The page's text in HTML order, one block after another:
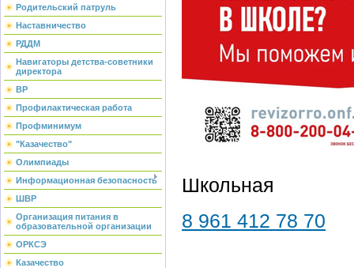
Родительский патруль
Наставничество
РДДМ
Навигаторы детства-советники
директора
ВР
Профилактическая работа
Профминимум
"Казачество"
Олимпиады
Информационная безопасность
ШВР
Организация питания в
образовательной организации
ОРКСЭ
Казачество
Школьная
8 961 412 78 70